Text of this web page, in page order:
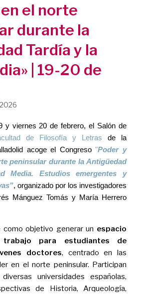
el norte
durante la
Tardía y la
| 19-20 de
y viernes 20 de febrero, el Salón de
de Filosofía y Letras de la
acoge el Congreso"Poder y
peninsular durante la Antigüedad
Media. Estudios emergentes y
, organizado por los investigadores
Mánguez Tomás y María Herrero
objetivo generar un espacio
para estudiantes de
doctores, centrado en las
en el norte peninsular. Participan
universidades españolas,
de Historia, Arqueología,